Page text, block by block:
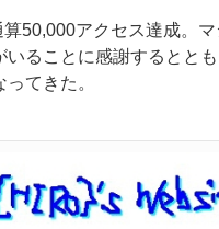
50,000アクセス達成。
ることに感謝するとと
てきた。